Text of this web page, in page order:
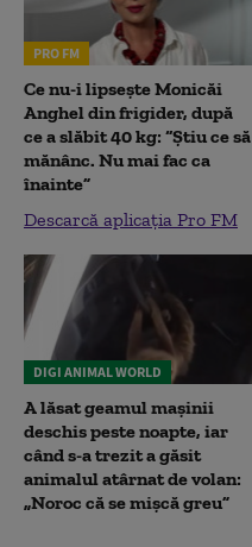
PRO FM
Ce nu-i lipsește Monicăi
Anghel din frigider, după
ce a slăbit 40 kg: “Știu ce să
mănânc. Nu mai fac ca
înainte”
Descarcă aplicația Pro FM
DIGI ANIMAL WORLD
A lăsat geamul mașinii
deschis peste noapte, iar
când s-a trezit a găsit
animalul atârnat de volan:
„Noroc că se mișcă greu”